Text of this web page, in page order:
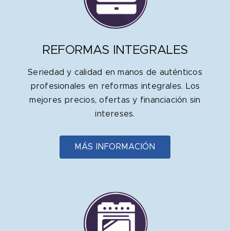
REFORMAS INTEGRALES
Seriedad y calidad en manos de auténticos
profesionales en reformas integrales. Los
mejores precios, ofertas y financiación sin
intereses.
MÁS INFORMACIÓN